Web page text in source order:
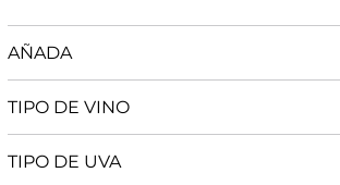
AÑADA
TIPO DE VINO
TIPO DE UVA